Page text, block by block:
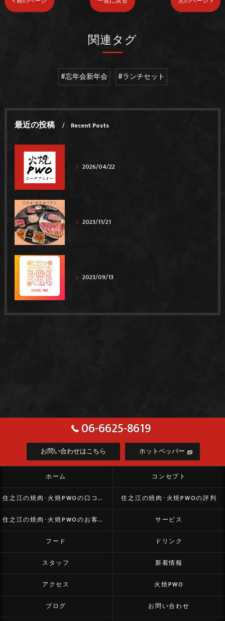
関連タグ
#忘年会新年会 #ランチセット
最近の投稿 Recent Posts
2026/04/22
2023/11/21
2023/09/13
06-6625-8619
お問い合わせはこちら ホットペッパー
ホーム コンセプト
住之江の焼肉･火焼PWOの口コミ情報 住之江の焼肉･火焼PWOの評判
住之江の焼肉･火焼PWOのお客様の声 サービス
フード ドリンク
スタッフ 新着情報
アクセス 火焼PWO
ブログ お問い合わせ